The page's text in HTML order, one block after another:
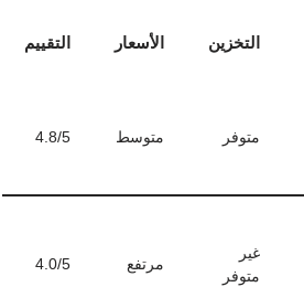
التخزين الأسعار التقييم
متوفر متوسط 4.8/5
غير
متوفر
مرتفع 4.0/5